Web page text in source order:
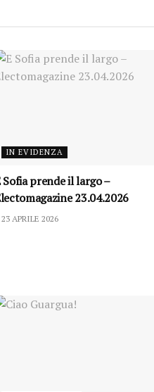
IN EVIDENZA
Sofia prende il largo –
23.04.2026
23 APRILE 2026